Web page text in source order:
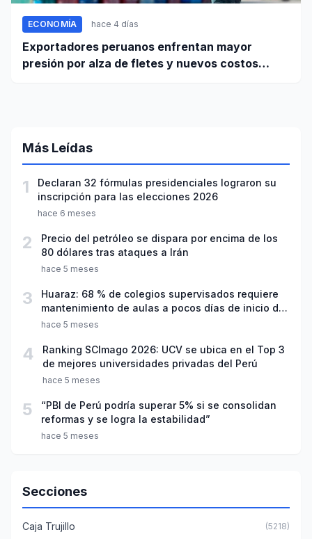
ECONOMÍA hace 4 días
Exportadores peruanos enfrentan mayor
presión por alza de fletes y nuevos costos
Más Leídas
1
Declaran 32 fórmulas presidenciales lograron su
inscripción para las elecciones 2026
hace 6 meses
2
Precio del petróleo se dispara por encima de los
80 dólares tras ataques a Irán
hace 5 meses
3
Huaraz: 68 % de colegios supervisados requiere
mantenimiento de aulas a pocos días de inicio del
año escolar 2026
hace 5 meses
4
Ranking SCImago 2026: UCV se ubica en el Top 3
de mejores universidades privadas del Perú
hace 5 meses
5
“PBI de Perú podría superar 5% si se consolidan
reformas y se logra la estabilidad”
hace 5 meses
Secciones
Caja Trujillo (5218)